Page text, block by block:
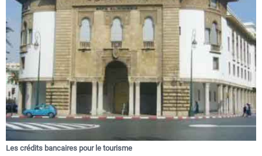
Les crédits bancaires pour le tourisme